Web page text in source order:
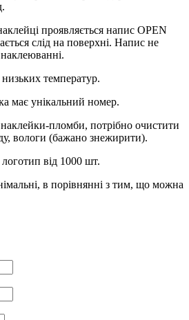
проявляється напис OPEN
слід на поверхні. Напис не
температур.
має унікальний номер.
пломби, потрібно очистити
вологи (бажано знежирити).
від 1000 шт.
в порівнянні з тим, що можна